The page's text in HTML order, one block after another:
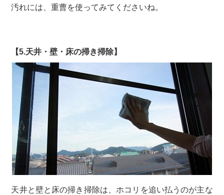
汚れには、重曹を使ってみてくださいね。
【5.天井・壁・床の掃き掃除】
天井と壁と床の掃き掃除は、ホコリを追い払うのが主な